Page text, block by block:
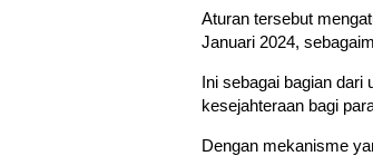
Aturan tersebut
Januari 2024,
Ini sebagai bagian dari
kesejahteraan bagi
Dengan mekanisme